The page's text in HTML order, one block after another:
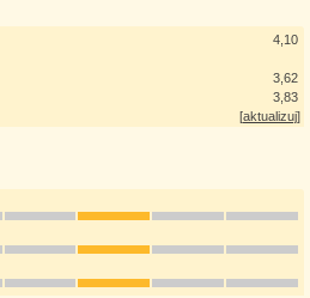
4,10
3,62
3,83
[aktualizuj]